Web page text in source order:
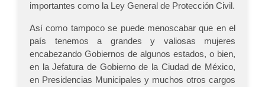
importantes como la Ley General de Protección Civil.
Así como tampoco se puede menoscabar que en el
país tenemos a grandes y valiosas mujeres
encabezando Gobiernos de algunos estados, o bien,
en la Jefatura de Gobierno de la Ciudad de México,
en Presidencias Municipales y muchos otros cargos